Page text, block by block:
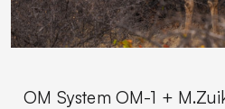
OM System OM-1 +